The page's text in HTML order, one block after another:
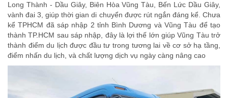
Long Thành - Dầu Giây, Biên Hòa Vũng Tàu, Bến Lức Dầu Giây,
vành đai 3, giúp thời gian di chuyển được rút ngắn đáng kể. Chưa
kể TPHCM đã sáp nhập 2 tỉnh Bình Dương và Vũng Tàu để tạo
thành TP.HCM sau sáp nhập, đây là lợi thế lớn giúp Vũng Tàu trở
thành điểm du lịch được đầu tư trong tương lai về cơ sở hạ tầng,
điểm nhấn du lịch, và chất lượng dịch vụ ngày càng nâng cao